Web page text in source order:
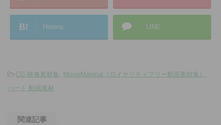
B! Hatena LINE
-CG,映像素材集 , MovieMaterial（ロイヤリティフリー動画素材集） ,
ハート 動画素材
関連記事